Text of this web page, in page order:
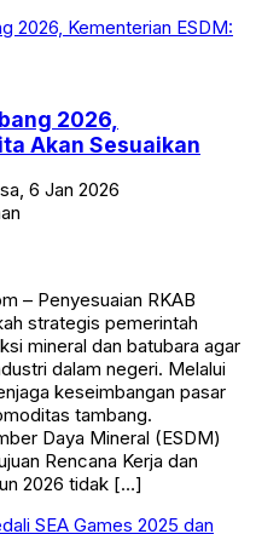
2026,
Akan Sesuaikan
6 Jan 2026
– Penyesuaian RKAB
strategis pemerintah
mineral dan batubara agar
dalam negeri. Melalui
keseimbangan pasar
tambang.
Daya Mineral (ESDM)
Rencana Kerja dan
2026 tidak […]